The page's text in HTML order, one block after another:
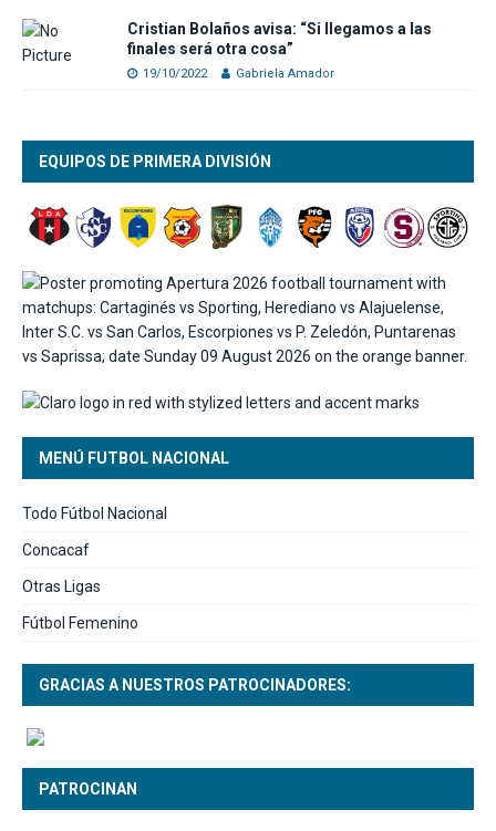
Cristian Bolaños avisa: “Si llegamos a las
finales será otra cosa”
19/10/2022 Gabriela Amador
EQUIPOS DE PRIMERA DIVISIÓN
MENÚ FUTBOL NACIONAL
Todo Fútbol Nacional
Concacaf
Otras Ligas
Fútbol Femenino
GRACIAS A NUESTROS PATROCINADORES:
PATROCINAN